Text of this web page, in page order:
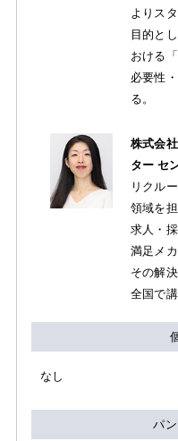
よりス
目的と
おける
必要性
る。
株式会
ター セ
リクル
領域を
求人・
満足メ
その解
全国で
なし
パ